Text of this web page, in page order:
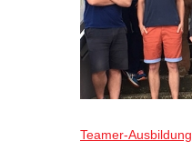
Teamer-Ausbildung